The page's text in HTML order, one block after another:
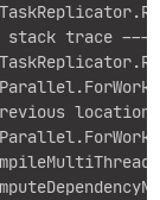
trace ---
location